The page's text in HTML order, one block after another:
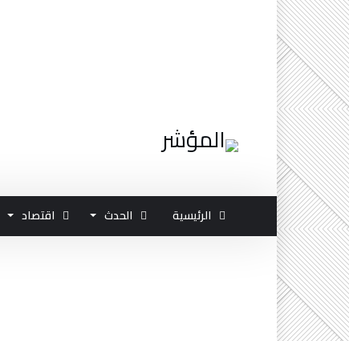
الرئيسية الحدث اقتصاد